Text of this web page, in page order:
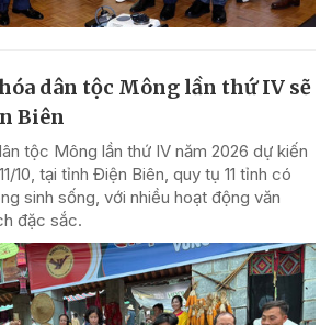
dân tộc Mông lần thứ IV sẽ
Biên
tộc Mông lần thứ IV năm 2026 dự kiến
10, tại tỉnh Điện Biên, quy tụ 11 tỉnh có
sinh sống, với nhiều hoạt động văn
đặc sắc.